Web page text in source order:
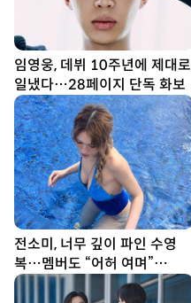
임영웅, 데뷔 10주년에 제대로
일냈다…28페이지 단독 화보
전소미, 너무 깊이 파인 수영
복…멤버도 “어허 여며”
[DA★]